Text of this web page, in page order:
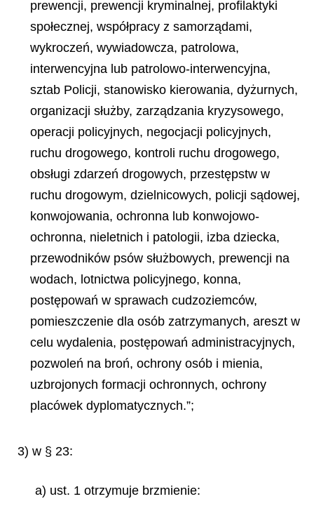
prewencji, prewencji kryminalnej, profilaktyki
społecznej, współpracy z samorządami,
wykroczeń, wywiadowcza, patrolowa,
interwencyjna lub patrolowo-interwencyjna,
sztab Policji, stanowisko kierowania, dyżurnych,
organizacji służby, zarządzania kryzysowego,
operacji policyjnych, negocjacji policyjnych,
ruchu drogowego, kontroli ruchu drogowego,
obsługi zdarzeń drogowych, przestępstw w
ruchu drogowym, dzielnicowych, policji sądowej,
konwojowania, ochronna lub konwojowo-
ochronna, nieletnich i patologii, izba dziecka,
przewodników psów służbowych, prewencji na
wodach, lotnictwa policyjnego, konna,
postępowań w sprawach cudzoziemców,
pomieszczenie dla osób zatrzymanych, areszt w
celu wydalenia, postępowań administracyjnych,
pozwoleń na broń, ochrony osób i mienia,
uzbrojonych formacji ochronnych, ochrony
placówek dyplomatycznych.”;
3) w § 23:
a) ust. 1 otrzymuje brzmienie: